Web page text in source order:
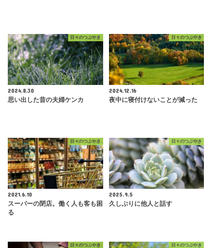
日々のつぶやき
2024.8.30
思い出した昔の夫婦ケンカ
日々のつぶやき
2024.12.16
夜中に寝付けないことが減った
日々のつぶやき
2021.6.10
スーパーの閉店。働く人も客も困
る
日々のつぶやき
2025.9.5
久しぶりに他人と話す
日々のつぶやき 日々のつぶやき